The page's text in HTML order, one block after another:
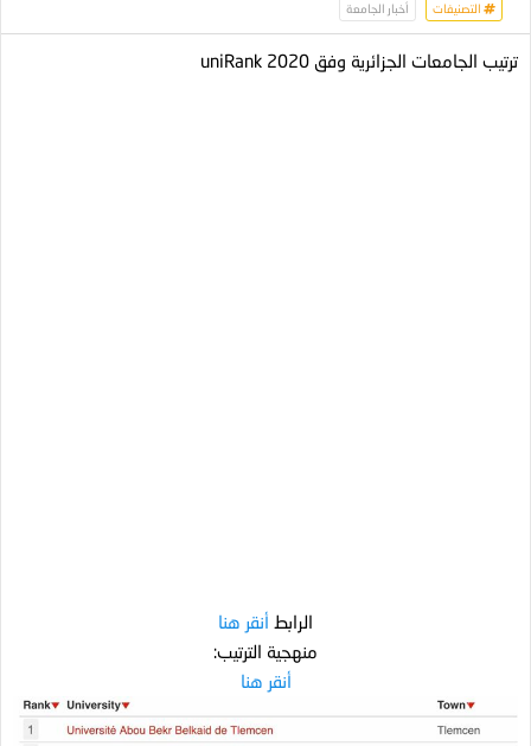
التصنيفات أخبار الجامعة
ترتيب الجامعات الجزائرية وفق uniRank 2020
الرابط أنقر هنا
منهجية الترتيب:
أنقر هنا